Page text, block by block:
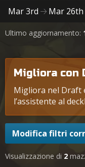
Mar 3rd Mar 26th
Ultimo aggiornamento:
Migliora con
Migliora nel Draft
l’assistente al
Modifica filtri
Visualizzazione di 2